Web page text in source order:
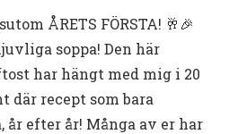
ÅRETS FÖRSTA! 🥂🎉
soppa! Den här
har hängt med mig i 20
där recept som bara
efter år! Många av er har